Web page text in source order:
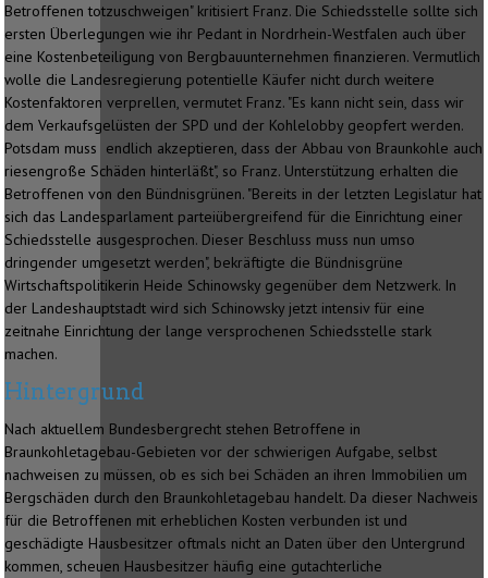
Betroffenen totzuschweigen" kritisiert Franz. Die Schiedsstelle sollte sich
ersten Überlegungen wie ihr Pedant in Nordrhein-Westfalen auch über
eine Kostenbeteiligung von Bergbauunternehmen finanzieren. Vermutlich
wolle die Landesregierung potentielle Käufer nicht durch weitere
Kostenfaktoren verprellen, vermutet Franz. "Es kann nicht sein, dass wir
dem Verkaufsgelüsten der SPD und der Kohlelobby geopfert werden.
Potsdam muss endlich akzeptieren, dass der Abbau von Braunkohle auch
riesengroße Schäden hinterläßt", so Franz. Unterstützung erhalten die
Betroffenen von den Bündnisgrünen. "Bereits in der letzten Legislatur hat
sich das Landesparlament parteiübergreifend für die Einrichtung einer
Schiedsstelle ausgesprochen. Dieser Beschluss muss nun umso
dringender umgesetzt werden", bekräftigte die Bündnisgrüne
Wirtschaftspolitikerin Heide Schinowsky gegenüber dem Netzwerk. In
der Landeshauptstadt wird sich Schinowsky jetzt intensiv für eine
zeitnahe Einrichtung der lange versprochenen Schiedsstelle stark
machen.
Hintergrund
Nach aktuellem Bundesbergrecht stehen Betroffene in
Braunkohletagebau-Gebieten vor der schwierigen Aufgabe, selbst
nachweisen zu müssen, ob es sich bei Schäden an ihren Immobilien um
Bergschäden durch den Braunkohletagebau handelt. Da dieser Nachweis
für die Betroffenen mit erheblichen Kosten verbunden ist und
geschädigte Hausbesitzer oftmals nicht an Daten über den Untergrund
kommen, scheuen Hausbesitzer häufig eine gutachterliche